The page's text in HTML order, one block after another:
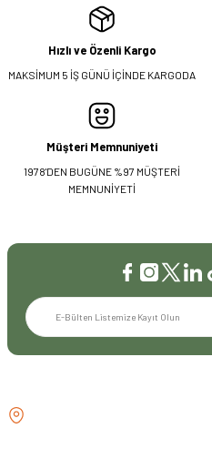
Hızlı ve Özenli Kargo
MAKSİMUM 5 İŞ GÜNÜ İÇİNDE KARGODA
Müşteri Memnuniyeti
1978'DEN BUGÜNE %97 MÜŞTERİ
MEMNUNİYETİ